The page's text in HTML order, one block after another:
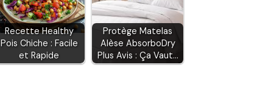
Recette Healthy
Pois Chiche : Facile
et Rapide
Protège Matelas
Alèse AbsorboDry
Plus Avis : Ça Vaut…